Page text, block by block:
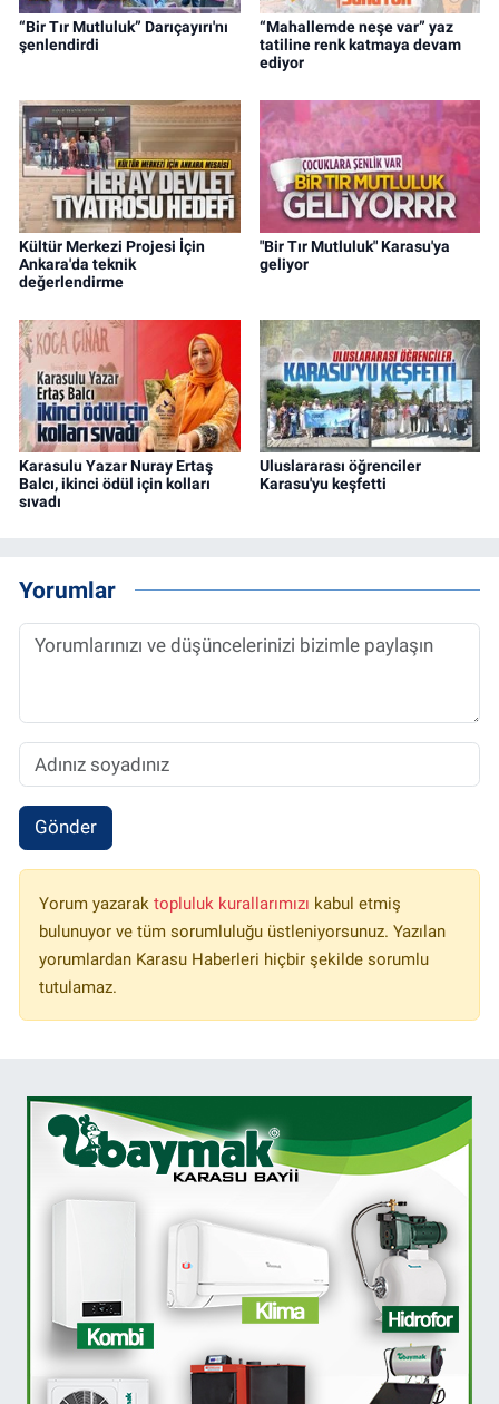
“Bir Tır Mutluluk” Darıçayırı'nı
şenlendirdi
“Mahallemde neşe var” yaz
tatiline renk katmaya devam
ediyor
Kültür Merkezi Projesi İçin
Ankara'da teknik
değerlendirme
"Bir Tır Mutluluk" Karasu'ya
geliyor
Karasulu Yazar Nuray Ertaş
Balcı, ikinci ödül için kolları
sıvadı
Uluslararası öğrenciler
Karasu'yu keşfetti
Yorumlar
Gönder
Yorum yazarak topluluk kurallarımızı kabul etmiş
bulunuyor ve tüm sorumluluğu üstleniyorsunuz. Yazılan
yorumlardan Karasu Haberleri hiçbir şekilde sorumlu
tutulamaz.